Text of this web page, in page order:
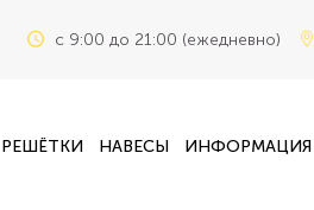
c 9:00 до 21:00 (ежедневно)
РЕШЁТКИ НАВЕСЫ ИНФОРМАЦИЯ